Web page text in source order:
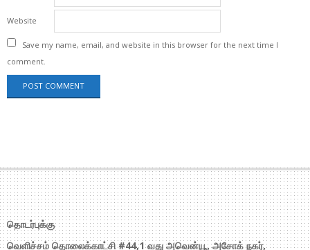
Website
Save my name, email, and website in this browser for the next time I
comment.
தொடர்புக்கு
வெளிச்சம் தொலைக்காட்சி #44,1 வது அவென்யூ, அசோக் நகர்,